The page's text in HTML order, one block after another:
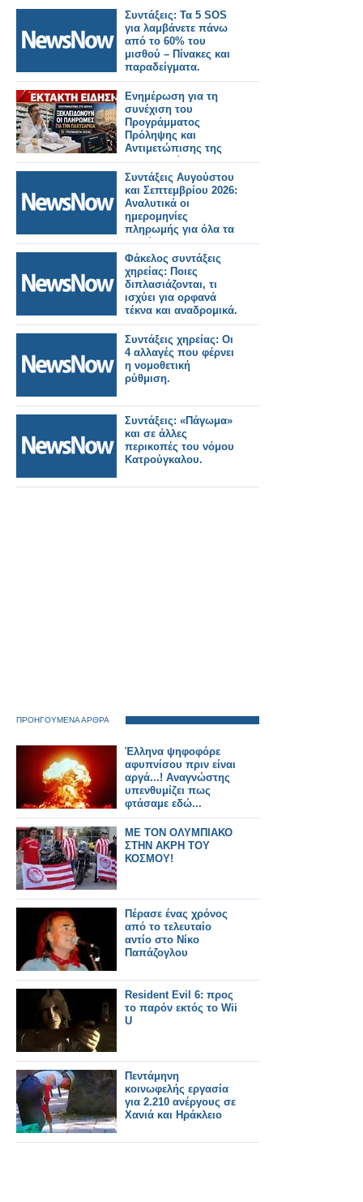
Συντάξεις: Τα 5 SOS
για λαμβάνετε πάνω
από το 60% του
μισθού – Πίνακες και
παραδείγματα.
Ενημέρωση για τη
συνέχιση του
Προγράμματος
Πρόληψης και
Αντιμετώπισης της
Παχυσαρκίας και για
την εξόφληση των
οφειλών των μηνών
Μαΐου και Ιουνίου
Συντάξεις Αυγούστου
και Σεπτεμβρίου 2026:
Αναλυτικά οι
ημερομηνίες
πληρωμής για όλα τα
Ταμεία.
Φάκελος συντάξεις
χηρείας: Ποιες
διπλασιάζονται, τι
ισχύει για ορφανά
τέκνα και αναδρομικά.
Συντάξεις χηρείας: Οι
4 αλλαγές που φέρνει
η νομοθετική
ρύθμιση.
Συντάξεις: «Πάγωμα»
και σε άλλες
περικοπές του νόμου
Κατρούγκαλου.
ΠΡΟΗΓΟΥΜΕΝΑ ΑΡΘΡΑ
Έλληνα ψηφοφόρε
αφυπνίσου πριν είναι
αργά...! Αναγνώστης
υπενθυμίζει πως
φτάσαμε εδώ...
ΜΕ ΤΟΝ ΟΛΥΜΠΙΑΚΟ
ΣΤΗΝ ΑΚΡΗ ΤΟΥ
ΚΟΣΜΟΥ!
Πέρασε ένας χρόνος
από το τελευταίο
αντίο στο Νίκο
Παπάζογλου
Resident Evil 6: προς
το παρόν εκτός το Wii
U
Πεντάμηνη
κοινωφελής εργασία
για 2.210 ανέργους σε
Χανιά και Ηράκλειο